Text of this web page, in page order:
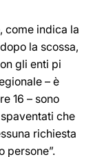
come indica la
la scossa,
gli enti pi
– è
16 – sono
che
richiesta
persone”.